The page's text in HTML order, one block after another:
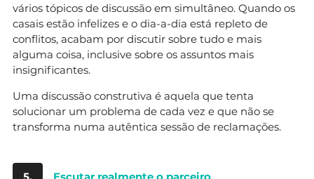
vários tópicos de discussão em simultâneo. Quando os
casais estão infelizes e o dia-a-dia está repleto de
conflitos, acabam por discutir sobre tudo e mais
alguma coisa, inclusive sobre os assuntos mais
insignificantes.
Uma discussão construtiva é aquela que tenta
solucionar um problema de cada vez e que não se
transforma numa autêntica sessão de reclamações.
5. Escutar realmente o parceiro